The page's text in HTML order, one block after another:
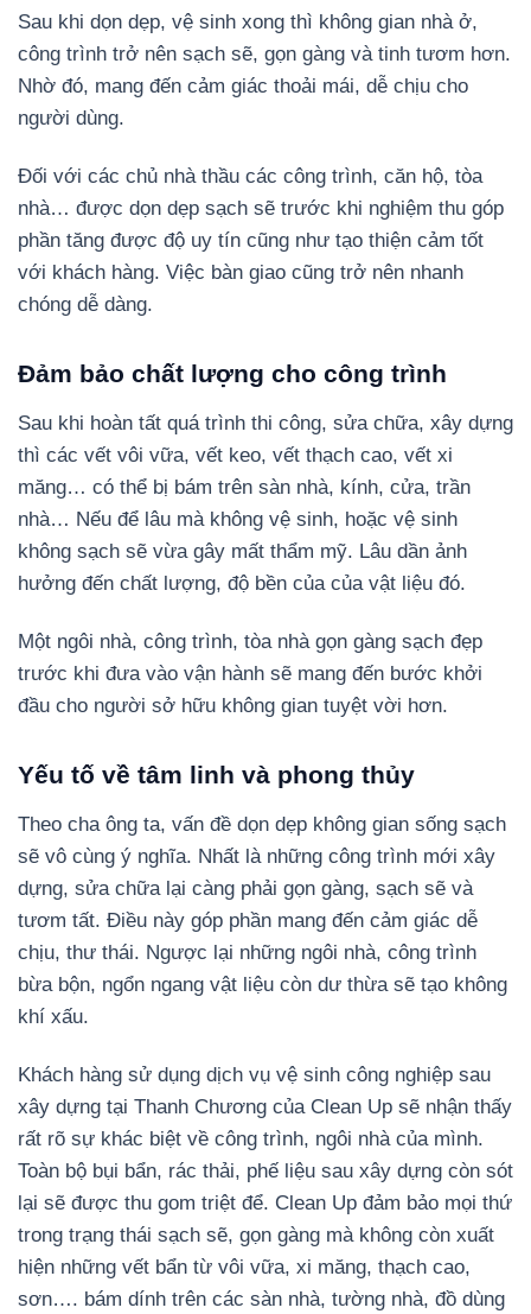
Sau khi dọn dẹp, vệ sinh xong thì không gian nhà ở,
công trình trở nên sạch sẽ, gọn gàng và tinh tươm hơn.
Nhờ đó, mang đến cảm giác thoải mái, dễ chịu cho
người dùng.
Đối với các chủ nhà thầu các công trình, căn hộ, tòa
nhà… được dọn dẹp sạch sẽ trước khi nghiệm thu góp
phần tăng được độ uy tín cũng như tạo thiện cảm tốt
với khách hàng. Việc bàn giao cũng trở nên nhanh
chóng dễ dàng.
Đảm bảo chất lượng cho công trình
Sau khi hoàn tất quá trình thi công, sửa chữa, xây dựng
thì các vết vôi vữa, vết keo, vết thạch cao, vết xi
măng… có thể bị bám trên sàn nhà, kính, cửa, trần
nhà… Nếu để lâu mà không vệ sinh, hoặc vệ sinh
không sạch sẽ vừa gây mất thẩm mỹ. Lâu dần ảnh
hưởng đến chất lượng, độ bền của của vật liệu đó.
Một ngôi nhà, công trình, tòa nhà gọn gàng sạch đẹp
trước khi đưa vào vận hành sẽ mang đến bước khởi
đầu cho người sở hữu không gian tuyệt vời hơn.
Yếu tố về tâm linh và phong thủy
Theo cha ông ta, vấn đề dọn dẹp không gian sống sạch
sẽ vô cùng ý nghĩa. Nhất là những công trình mới xây
dựng, sửa chữa lại càng phải gọn gàng, sạch sẽ và
tươm tất. Điều này góp phần mang đến cảm giác dễ
chịu, thư thái. Ngược lại những ngôi nhà, công trình
bừa bộn, ngổn ngang vật liệu còn dư thừa sẽ tạo không
khí xấu.
Khách hàng sử dụng dịch vụ vệ sinh công nghiệp sau
xây dựng tại Thanh Chương của Clean Up sẽ nhận thấy
rất rõ sự khác biệt về công trình, ngôi nhà của mình.
Toàn bộ bụi bẩn, rác thải, phế liệu sau xây dựng còn sót
lại sẽ được thu gom triệt để. Clean Up đảm bảo mọi thứ
trong trạng thái sạch sẽ, gọn gàng mà không còn xuất
hiện những vết bẩn từ vôi vữa, xi măng, thạch cao,
sơn…. bám dính trên các sàn nhà, tường nhà, đồ dùng